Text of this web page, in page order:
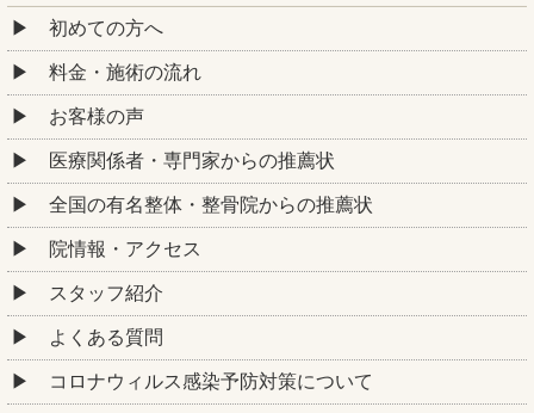
初めての方へ
料金・施術の流れ
お客様の声
医療関係者・専門家からの推薦状
全国の有名整体・整骨院からの推薦状
院情報・アクセス
スタッフ紹介
よくある質問
コロナウィルス感染予防対策について